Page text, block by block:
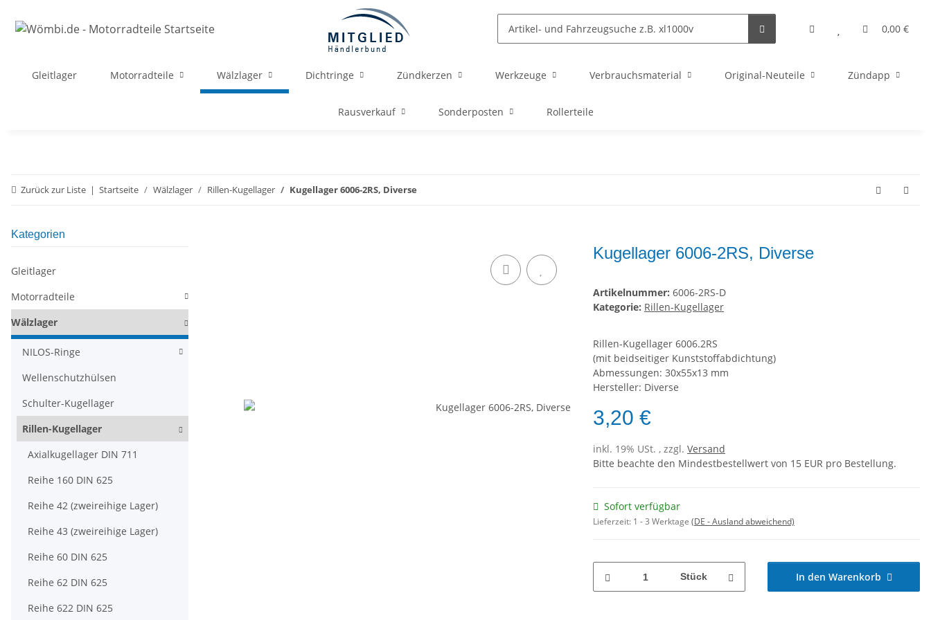
0,00 €
Gleitlager Motorradteile Wälzlager Dichtringe Zündkerzen Werkzeuge Verbrauchsmaterial Original-Neuteile Zündapp
Rausverkauf Sonderposten Rollerteile
Zurück zur Liste Startseite Wälzlager Rillen-Kugellager Kugellager 6006-2RS, Diverse
Kugellager 6006-2RS, Diverse
Artikelnummer: 6006-2RS-D
Kategorie: Rillen-Kugellager
Rillen-Kugellager 6006.2RS
(mit beidseitiger Kunststoffabdichtung)
Abmessungen: 30x55x13 mm
Hersteller: Diverse
3,20 €
inkl. 19% USt. , zzgl. Versand
Bitte beachte den Mindestbestellwert von 15 EUR pro Bestellung.
Sofort verfügbar
Lieferzeit: 1 - 3 Werktage (DE - Ausland abweichend)
Stück In den Warenkorb
Kategorien
Gleitlager
Motorradteile
Wälzlager
NILOS-Ringe
Wellenschutzhülsen
Schulter-Kugellager
Rillen-Kugellager
Axialkugellager DIN 711
Reihe 160 DIN 625
Reihe 42 (zweireihige Lager)
Reihe 43 (zweireihige Lager)
Reihe 60 DIN 625
Reihe 62 DIN 625
Reihe 622 DIN 625